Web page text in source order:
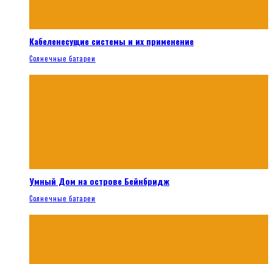
Кабеленесущие системы и их применение
Солнечные батареи
Умный Дом на острове Бейнбридж
Солнечные батареи